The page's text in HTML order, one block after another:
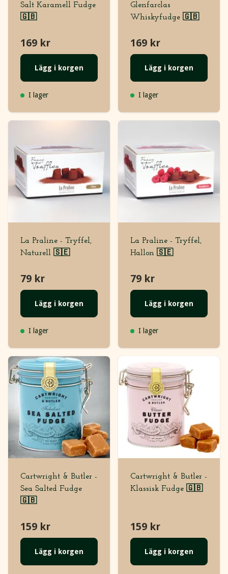
Salt Karamell Fudge
🇬🇧
169 kr
Lägg i korgen
I lager
Glenfarclas
Whiskyfudge 🇬🇧
169 kr
Lägg i korgen
I lager
La Praline - Tryffel,
Naturell 🇸🇪
79 kr
Lägg i korgen
I lager
La Praline - Tryffel,
Hallon 🇸🇪
79 kr
Lägg i korgen
I lager
Cartwright & Butler -
Sea Salted Fudge
🇬🇧
159 kr
Lägg i korgen
Cartwright & Butler -
Klassisk Fudge 🇬🇧
159 kr
Lägg i korgen